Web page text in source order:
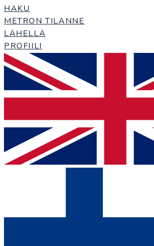
HAKU
METRON TILANNE
LÄHELLÄ
PROFIILI